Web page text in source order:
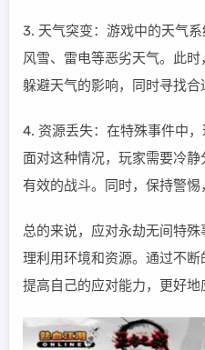
3. 天气突变：游戏中的天气
风雪、雷电等恶劣天气。此
躲避天气的影响，同时寻找合
4. 资源丢失：在特殊事件中，
面对这种情况，玩家需要冷
有效的战斗。同时，保持警惕
总的来说，应对永劫无间特
理利用环境和资源。通过不
提高自己的应对能力，更好地